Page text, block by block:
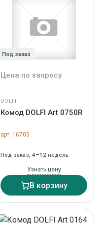
Под заказ
Цена по запросу
DOLFI
Комод DOLFI Art 0750R
арт. 16705
Под заказ, 4–12 недель
Узнать цену
В корзину